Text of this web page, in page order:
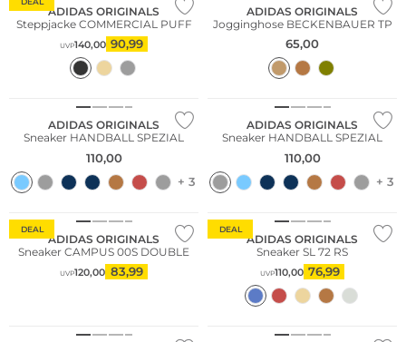
ADIDAS ORIGINALS
Steppjacke COMMERCIAL PUFF
UVP140,00 90,99
ADIDAS ORIGINALS
Jogginghose BECKENBAUER TP
65,00
ADIDAS ORIGINALS
Sneaker HANDBALL SPEZIAL
110,00
+ 3
ADIDAS ORIGINALS
Sneaker HANDBALL SPEZIAL
110,00
+ 3
DEAL
ADIDAS ORIGINALS
Sneaker CAMPUS 00S DOUBLE
UVP120,00 83,99
DEAL
ADIDAS ORIGINALS
Sneaker SL 72 RS
UVP110,00 76,99
Große Größen
Fashion Tipp